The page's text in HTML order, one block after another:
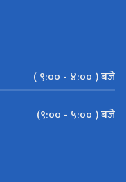
( ९:०० - ४:०० ) बजे
(९:०० - ५:०० ) बजे